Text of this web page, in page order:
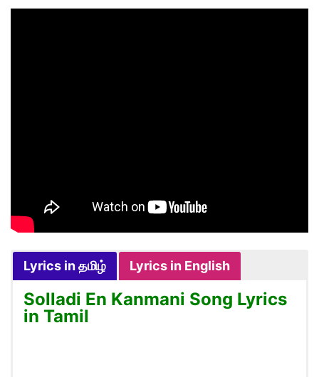
Lyrics in தமிழ் Lyrics in English
Solladi En Kanmani Song Lyrics
in Tamil